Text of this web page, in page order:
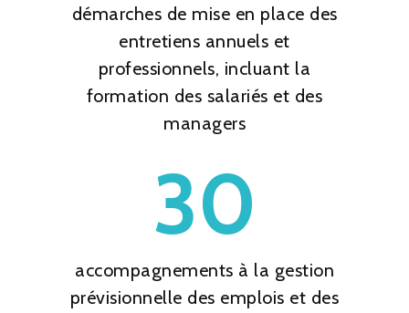
démarches de mise en place des
entretiens annuels et
professionnels, incluant la
formation des salariés et des
managers
30
accompagnements à la gestion
prévisionnelle des emplois et des